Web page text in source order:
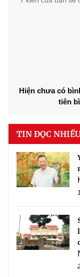
Hiện chưa có
tiên
TIN ĐỌC